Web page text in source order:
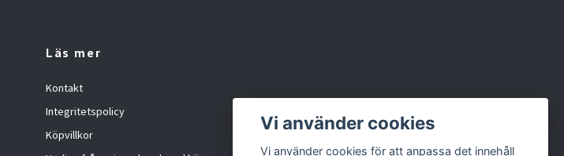
Läs mer
Kontakt
Integritetspolicy
Köpvillkor
Vi använder cookies
Vi använder cookies för att anpassa det innehåll